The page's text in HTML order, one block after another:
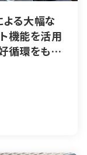
る大幅な
機能を活用
循環をもた